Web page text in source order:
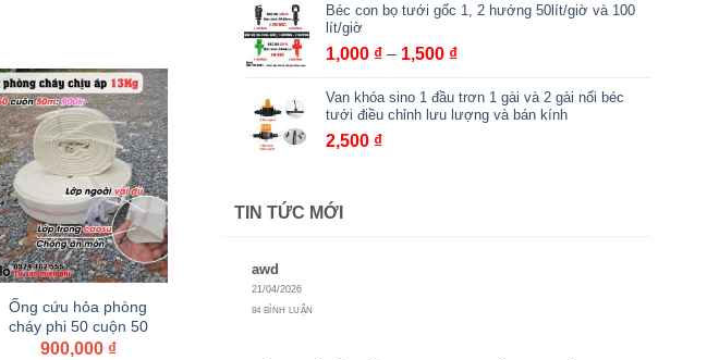
Ống cứu hỏa phòng
cháy phi 50 cuộn 50
mét
900,000 ₫
Béc con bọ tưới gốc 1, 2 hướng 50lít/giờ và 100
lít/giờ
1,000 ₫ – 1,500 ₫Khoảng
từ
1,000 ₫
Van khóa sino 1 đầu trơn 1 gài và 2 gài nối béc
tưới điều chỉnh lưu lượng và bán kính
2,500 ₫
TIN TỨC MỚI
awd
21/04/2026
84 BÌNH LUẬN